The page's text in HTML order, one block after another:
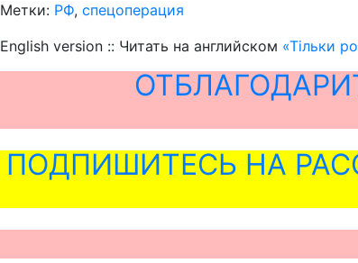
Метки: РФ, спецоперация
English version :: Читать на английском «Тільки
ПОДПИШИТЕСЬ НА